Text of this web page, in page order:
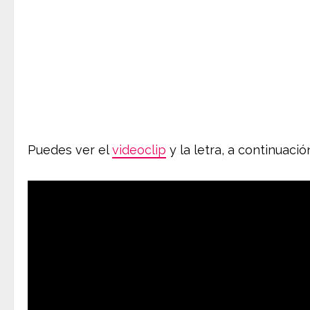
Puedes ver elvideoclip y la letra, a